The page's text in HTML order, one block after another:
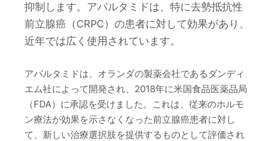
抑制します。アパルタミドは、特に去勢抵抗性
前立腺癌（CRPC）の患者に対して効果があり、
近年では広く使用されています。
アパルタミドは、オランダの製薬会社であるダンディ
エム社によって開発され、2018年に米国食品医薬品局
（FDA）に承認を受けました。これは、従来のホルモ
ン療法が効果を示さなくなった前立腺癌患者に対し
て、新しい治療選択肢を提供するものとして評価され